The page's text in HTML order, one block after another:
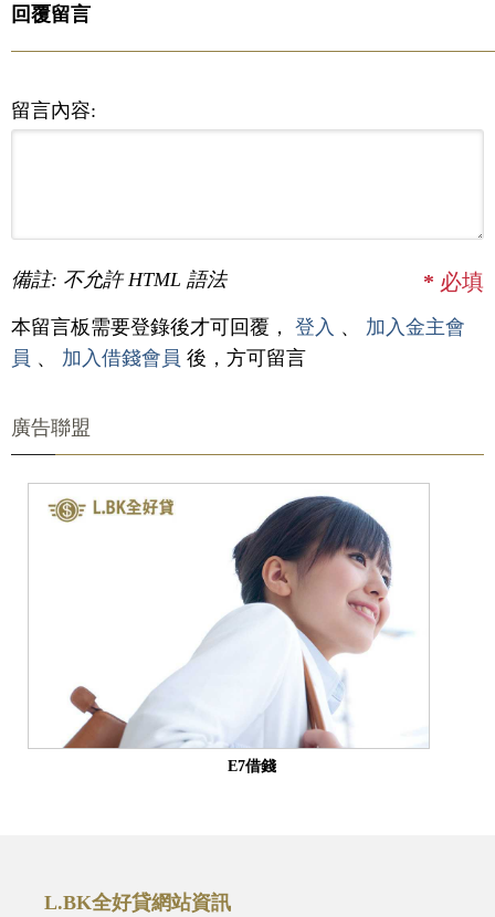
回覆留言
留言內容:
備註: 不允許 HTML 語法 * 必填
本留言板需要登錄後才可回覆， 登入 、 加入金主會
員 、 加入借錢會員 後，方可留言
廣告聯盟
E7借錢
L.BK全好貸網站資訊